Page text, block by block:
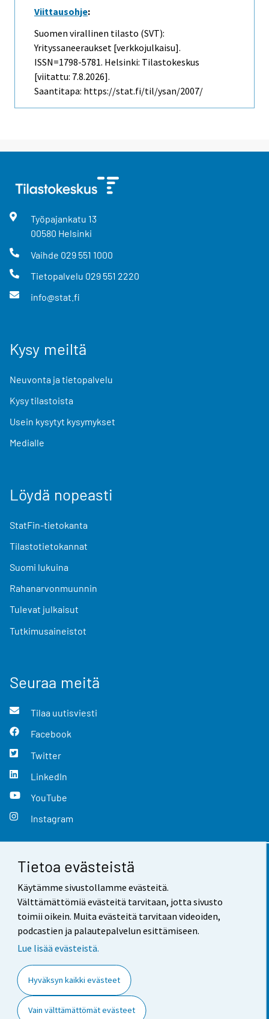
Tietoa evästeistä
Käytämme sivustollamme evästeitä.
Välttämättömiä evästeitä tarvitaan, jotta sivusto
toimii oikein. Muita evästeitä tarvitaan videoiden,
podcastien ja palautepalvelun esittämiseen.
Lue lisää evästeistä.
Hyväksyn kaikki evästeet
Vain välttämättömät evästeet
Viittausohje:
Suomen virallinen tilasto (SVT):
Yrityssaneeraukset [verkkojulkaisu].
ISSN=1798-5781. Helsinki: Tilastokeskus
[viitattu: 7.8.2026].
Saantitapa: https://stat.fi/til/ysan/2007/
Työpajankatu 13
00580 Helsinki
Vaihde 029 551 1000
Tietopalvelu 029 551 2220
info@stat.fi
Kysy meiltä
Neuvonta ja tietopalvelu
Kysy tilastoista
Usein kysytyt kysymykset
Medialle
Löydä nopeasti
StatFin-tietokanta
Tilastotietokannat
Suomi lukuina
Rahanarvonmuunnin
Tulevat julkaisut
Tutkimusaineistot
Seuraa meitä
Tilaa uutisviesti
Facebook
Twitter
LinkedIn
YouTube
Instagram
Yhteystiedot
Palaute
Käyttöehdot
Saavutettavuus
Tietoa sivustosta
Evästeasetukset